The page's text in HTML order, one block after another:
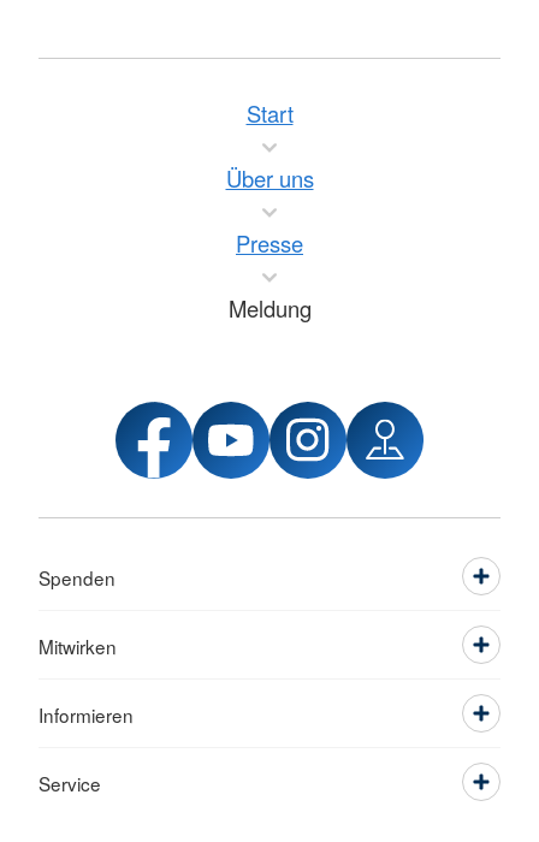
Start
Über uns
Presse
Meldung
Spenden
Mitwirken
Informieren
Service